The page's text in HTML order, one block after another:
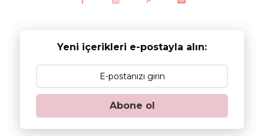
Yeni içerikleri e-postayla alın:
Abone ol